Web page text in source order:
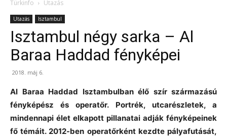
Türkinfo
Utazás
Utazás Isztambul
Isztambul négy sarka – Al
Baraa Haddad fényképei
2018. máj 6.
Al Baraa Haddad Isztambulban élő szír származású
fényképész és operatőr. Portrék, utcarészletek, a
mindennapi élet elkapott pillanatai adják fényképeinek
fő témáit. 2012-ben operatőrként kezdte pályafutását,